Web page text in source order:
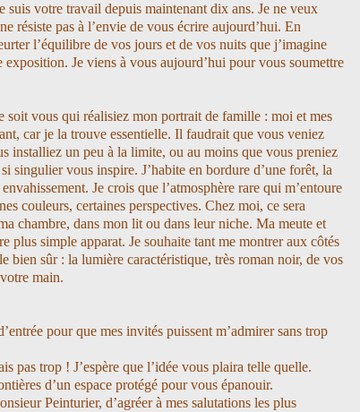
suis votre travail depuis maintenant dix ans. Je ne veux
résiste pas à l’envie de vous écrire aujourd’hui. En
l’équilibre de vos jours et de vos nuits que j’imagine
Je viens à vous aujourd’hui pour vous soumettre
soit vous qui réalisiez mon portrait de famille : moi et mes
car je la trouve essentielle. Il faudrait que vous veniez
installiez un peu à la limite, ou au moins que vous preniez
singulier vous inspire. J’habite en bordure d’une forêt, la
Je crois que l’atmosphère rare qui m’entoure
couleurs, certaines perspectives. Chez moi, ce sera
chambre, dans mon lit ou dans leur niche. Ma meute et
plus simple apparat. Je souhaite tant me montrer aux côtés
bien sûr : la lumière caractéristique, très roman noir, de vos
main.
pour que mes invités puissent m’admirer sans trop
pas trop ! J’espère que l’idée vous plaira telle quelle.
d’un espace protégé pour vous épanouir.
Peinturier, d’agréer à mes salutations les plus